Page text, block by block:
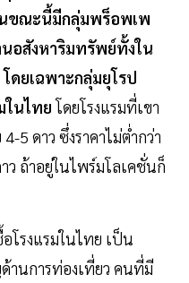
นขณะนี้มีกลุ่มพร็อพเพ
อสังหาริมทรัพย์ทั้งใน
ดยเฉพาะกลุ่มยุโรป
ในไทยโดยโรงแรมที่เขา
5 ดาว ซึ่งราคาไม่ต่ำกว่า
ถ้าอยู่ในไพร์มโลเคชั่นก็
โรงแรมในไทย เป็น
านการท่องเที่ยว คนที่มี